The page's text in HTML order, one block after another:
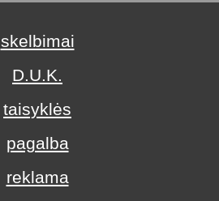
skelbimai
D.U.K.
taisyklės
pagalba
reklama